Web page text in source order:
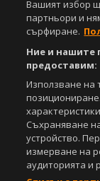
Свали
Android
Powered by:
Вашият избор
партньори и
сърфиране.
Ние и нашите
предоставим:
Използване на
Съхраняване
устройство.
измерване на
аудиторията и